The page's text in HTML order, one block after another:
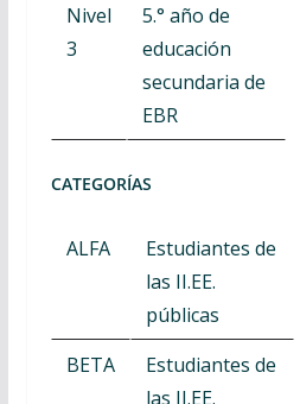
Nivel
3
5.° año de
educación
secundaria de
EBR
CATEGORÍAS
ALFA
Estudiantes de
las II.EE.
públicas
BETA
Estudiantes de
las II.EE.